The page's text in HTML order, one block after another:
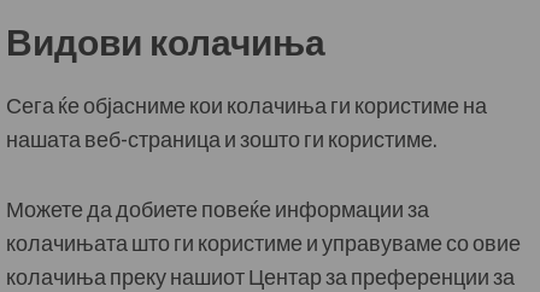
Видови колачиња
Сега ќе објасниме кои колачиња ги користиме на
нашата веб-страница и зошто ги користиме.
Можете да добиете повеќе информации за
колачињата што ги користиме и управуваме со овие
колачиња преку нашиот Центар за преференции за